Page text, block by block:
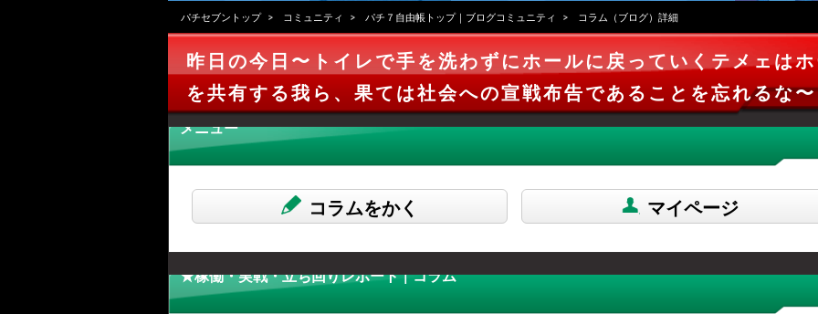
パチセブントップ コミュニティ パチ７自由帳トップ｜ブログコミュニティ コラム（ブログ）詳細
昨日の今日〜トイレで手を洗わずにホールに戻っていくテメェは
を共有する我ら、果ては社会への宣戦布告であることを忘れるな〜
メニュー
コラムをかく マイページ
★稼働・実戦・立ち回りレポート | コラム